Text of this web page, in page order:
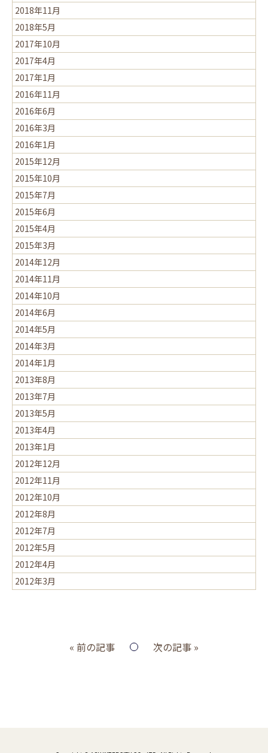
2018年11月
2018年5月
2017年10月
2017年4月
2017年1月
2016年11月
2016年6月
2016年3月
2016年1月
2015年12月
2015年10月
2015年7月
2015年6月
2015年4月
2015年3月
2014年12月
2014年11月
2014年10月
2014年6月
2014年5月
2014年3月
2014年1月
2013年8月
2013年7月
2013年5月
2013年4月
2013年1月
2012年12月
2012年11月
2012年10月
2012年8月
2012年7月
2012年5月
2012年4月
2012年3月
« 前の記事 次の記事 »